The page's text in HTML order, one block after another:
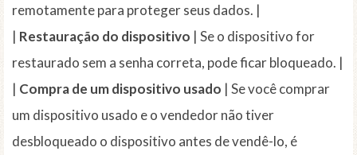
remotamente para proteger seus dados. |
| Restauração do dispositivo | Se o dispositivo for
restaurado sem a senha correta, pode ficar bloqueado. |
| Compra de um dispositivo usado | Se você comprar
um dispositivo usado e o vendedor não tiver
desbloqueado o dispositivo antes de vendê-lo, é